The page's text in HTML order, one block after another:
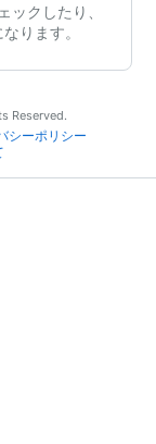
ックしたり、
ります。
Reserved.
シーポリシー